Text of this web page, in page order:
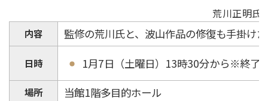
荒川正明氏
内容 監修の荒川氏と、波山作品の修復も手掛け
日時 1月7日（土曜日）13時30分から※終了
場所 当館1階多目的ホール